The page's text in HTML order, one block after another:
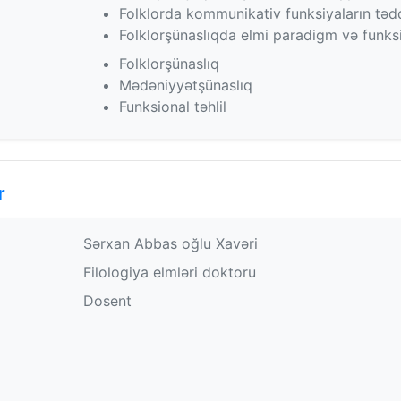
Folklorda kommunikativ funksiyaların
Folklorşünaslıqda elmi paradigm və
Folklorşünaslıq
Mədəniyyətşünaslıq
Funksional təhlil
Sərxan Abbas oğlu Xavəri
Filologiya elmləri doktoru
Dosent